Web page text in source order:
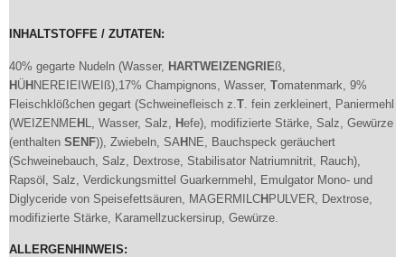
INHALTSTOFFE / ZUTATEN:
40% gegarte Nudeln (Wasser, HARTWEIZENGRIEß,
H ÜH NEREIEIWEIß),17% Champignons, Wasser, Tomatenmark, 9%
Fleischklößchen gegart (Schweinefleisch z.T. fein zerkleinert, Paniermehl
(WEIZENME H L, Wasser, Salz, Hefe), modifizierte Stärke, Salz, Gewürze
(enthalten SENF)), Zwiebeln, SAH NE, Bauchspeck geräuchert
(Schweinebauch, Salz, Dextrose, Stabilisator Natriumnitrit, Rauch),
Rapsöl, Salz, Verdickungsmittel Guarkernmehl, Emulgator Mono- und
Diglyceride von Speisefettsäuren, MAGERMILCH PULVER, Dextrose,
modifizierte Stärke, Karamellzuckersirup, Gewürze.
ALLERGENHINWEIS: